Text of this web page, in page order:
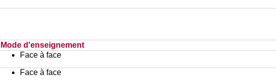
Mode d'enseignement
Face à face
Face à face